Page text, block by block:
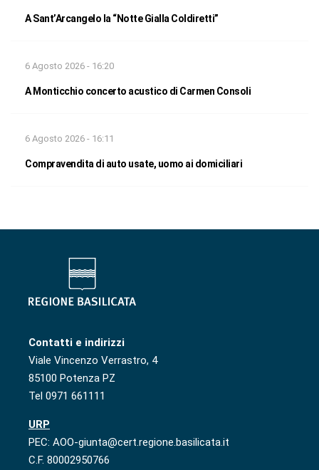
A Sant’Arcangelo la “Notte Gialla Coldiretti”
6 Agosto 2026 - 16:20
A Monticchio concerto acustico di Carmen Consoli
6 Agosto 2026 - 16:11
Compravendita di auto usate, uomo ai domiciliari
Contatti e indirizzi
Viale Vincenzo Verrastro, 4
85100 Potenza PZ
Tel 0971 661111
URP
PEC: AOO-giunta@cert.regione.basilicata.it
C.F. 80002950766